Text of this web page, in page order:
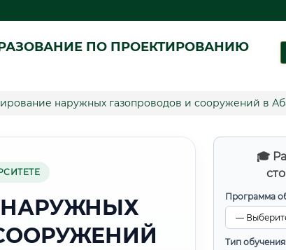
ПО ПРОЕКТИРОВАНИЮ
наружных газопроводов и сооружений в
🎓
Программа
Тип
НАРУЖНЫХ